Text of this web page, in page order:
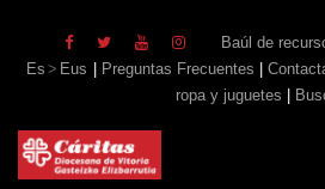
Baúl de
Es
Eus Preguntas Frecuentes
ropa y juguetes